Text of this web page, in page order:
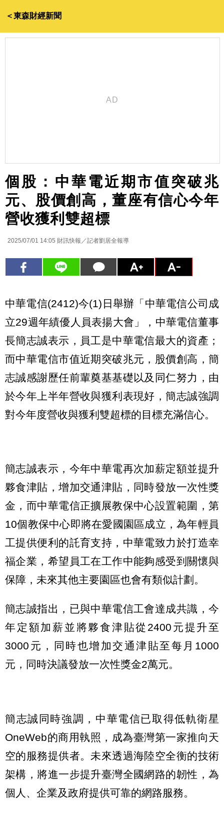
＜東森財經新聞
個股：中華電近期市值突破兆
元、股價創高，董座有信心今年
營收獲利雙超標
2025/07/01 14:05 財訊快報／記者劉居全報導
中華電信(2412)今(1)日舉辦「中華電信公司成
立29週年績優人員表揚大會」，中華電信董事
長簡志誠表示，員工是中華電信最大的資產；
而中華電信市值近期突破兆元，股價創高，簡
志誠感謝歷任前輩奠基基礎以及同仁努力，由
於今年上半年營收與獲利表現好，簡志誠強調
對今年度營收與獲利雙超標的目標充滿信心。
簡志誠表示，今年中華電再次加薪定額並提升
夥食津貼，增加交通津貼，同時發放一次性獎
金，而中華電信正擴展教保中心設置範圍，第
10個教保中心即將在愛國園區成立，為年輕員
工提供便利的託育支持，中華電致力於打造幸
福企業，希望員工在工作中能夠感受到關懷與
保障，未來其他主要園區也會有類似計劃。
簡志誠指出，已與中華電信工會達成共識，今
年定額加薪並將夥食津貼從2400元提升至
3000元，同時也增加交通津貼至每月1000
元，同時決議發放一次性獎金2萬元。
簡志誠同時強調，中華電信已取得低軌衛星
OneWeb的商用執照，成為臺灣第一家推向天
空的服務提供者。未來透過海陸空全衡的技術
架構，將進一步提升臺灣全國網路的韌性，為
個人、企業及政府提供可靠的網路服務。